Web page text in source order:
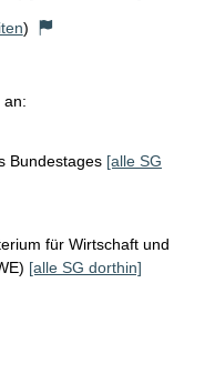
)
an:
Bundestages [alle SG
für Wirtschaft und
[alle SG dorthin]